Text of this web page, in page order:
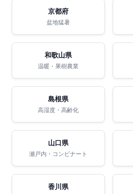
京都府
盆地猛暑
和歌山県
温暖・果樹農業
島根県
高湿度・高齢化
山口県
瀬戸内・コンビナート
香川県